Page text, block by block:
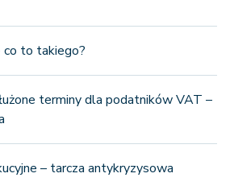
co to takiego?
terminy dla podatników VAT –
– tarcza antykryzysowa